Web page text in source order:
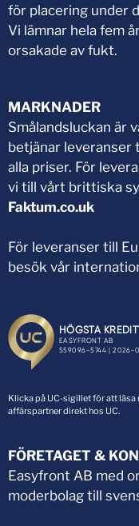
för placering under
Vi lämnar hela fem
orsakade av fukt.
MARKNADER
Smålandsluckan är
betjänar leveranser
alla priser. För
vi till vårt brittiska
Faktum.co.uk
För leveranser till
besök vår
Klicka på UC-sigillet för att
affärspartner direkt hos UC.
FÖRETAGET &
Easyfront AB med
moderbolag till